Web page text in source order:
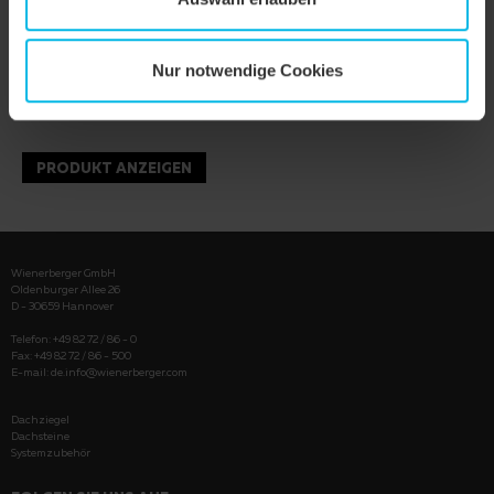
Nur notwendige Cookies
PRODUKT ANZEIGEN
Wienerberger GmbH
Oldenburger Allee 26
D - 30659 Hannover
Telefon: +49 82 72 / 86 - 0
Fax: +49 82 72 / 86 - 500
E-mail: de.info@wienerberger.com
Dachziegel
Dachsteine
Systemzubehör